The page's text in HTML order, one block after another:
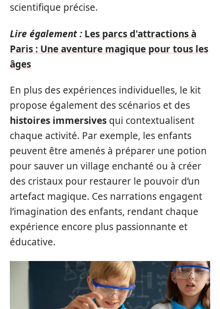
scientifique précise.
Lire également : Les parcs d'attractions à
Paris : Une aventure magique pour tous les
âges
En plus des expériences individuelles, le kit
propose également des scénarios et des
histoires immersives qui contextualisent
chaque activité. Par exemple, les enfants
peuvent être amenés à préparer une potion
pour sauver un village enchanté ou à créer
des cristaux pour restaurer le pouvoir d’un
artefact magique. Ces narrations engagent
l’imagination des enfants, rendant chaque
expérience encore plus passionnante et
éducative.